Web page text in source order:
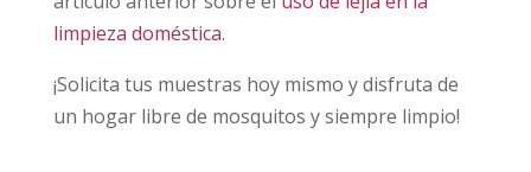
limpieza doméstica.
¡Solicita tus muestras hoy mismo y disfruta de
un hogar libre de mosquitos y siempre limpio!